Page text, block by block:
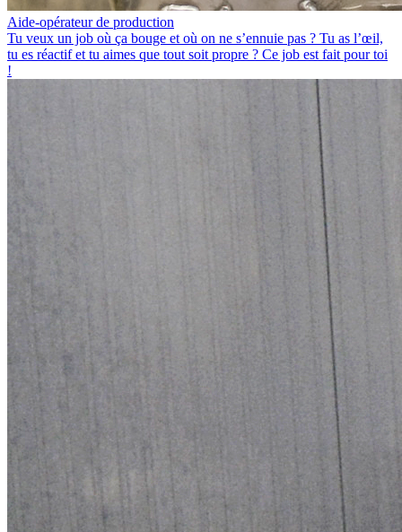
Aide-opérateur de production
Tu veux un job où ça bouge et où on ne s’ennuie pas ? Tu as l’œil,
tu es réactif et tu aimes que tout soit propre ? Ce job est fait pour toi
!